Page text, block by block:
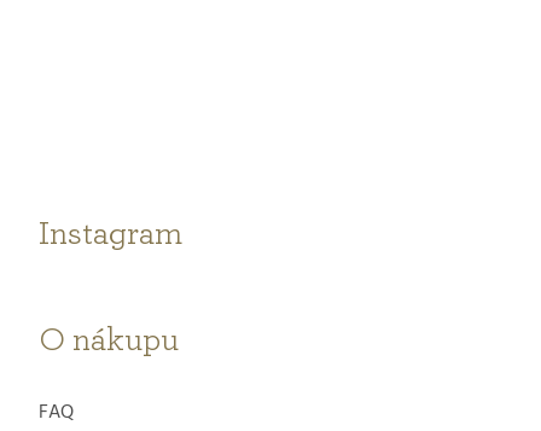
Instagram
O nákupu
FAQ